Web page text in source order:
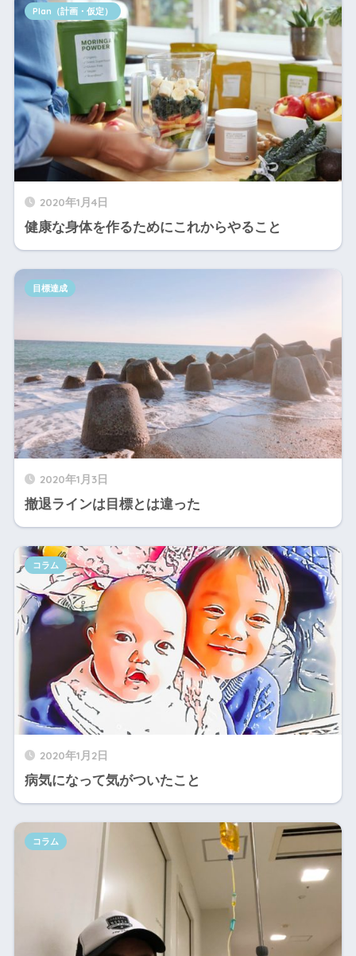
2020年1月4日
健康な身体を作るためにこれからやること
Plan（計画・仮定）
2020年1月3日
撤退ラインは目標とは違った
目標達成
2020年1月2日
病気になって気がついたこと
コラム
コラム